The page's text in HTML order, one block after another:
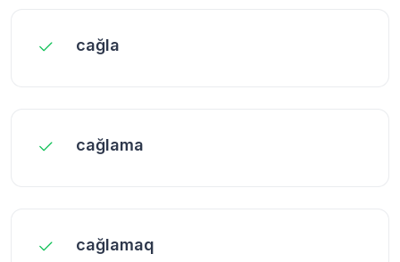
cağla
cağlama
cağlamaq